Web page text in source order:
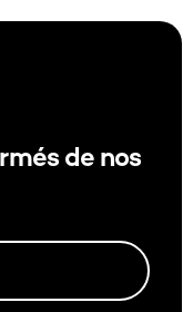
de nos